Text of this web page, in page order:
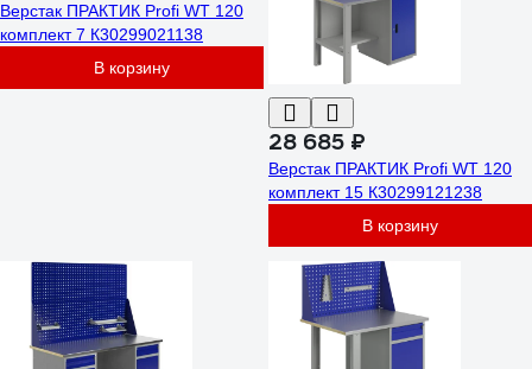
Верстак ПРАКТИК Profi WT 120
комплект 7 К30299021138
В корзину
28 685 ₽
Верстак ПРАКТИК Profi WT 120
комплект 15 К30299121238
В корзину